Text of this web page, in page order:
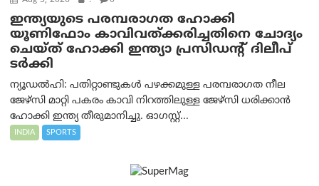
ഇന്ത്യയുടെ പരമ്പരാഗത ഹോക്കി
യൂണിഫോം കാവിവത്ക്കരിച്ചതിനെ ചോദ്യം
ചെയ്ത് ഹോക്കി ഇന്ത്യാ പ്രസിഡന്റ് ദിലീപ്
ടര്‍ക്കി
ന്യൂഡൽഹി: പതിറ്റാണ്ടുകൾ പഴക്കമുള്ള പരമ്പരാഗത നീല
ജേഴ്‌സി മാറ്റി പകരം കാവി നിറത്തിലുള്ള ജേഴ്‌സി ധരിക്കാൻ
ഹോക്കി ഇന്ത്യ തീരുമാനിച്ചു. ഓഗസ്റ്റ്...
INDIA SPORTS